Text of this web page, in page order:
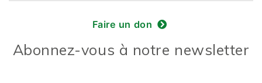
Faire un don
Abonnez-vous à notre newsletter